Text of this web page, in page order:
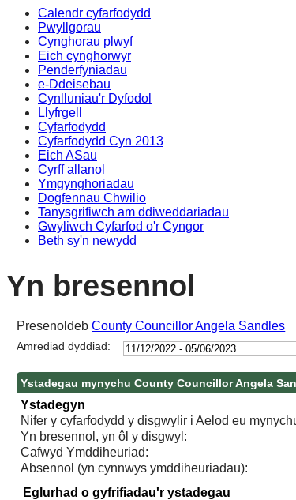
Calendr cyfarfodydd
Pwyllgorau
Cynghorau plwyf
Eich cynghorwyr
Penderfyniadau
e-Ddeisebau
Cynlluniau'r Dyfodol
Llyfrgell
Cyfarfodydd
Cyfarfodydd Cyn 2013
Eich ASau
Cyrff allanol
Ymgynghoriadau
Dogfennau Chwilio
Tanysgrifiwch am ddiweddariadau
Gwyliwch Cyfarfod o'r Cyngor
Beth sy'n newydd
Yn bresennol
PresenoldebCounty Councillor Angela Sandles
Amrediad dyddiad:
Ystadegau mynychu County Councillor Angela
Ystadegyn
Nifer y cyfarfodydd y disgwylir i Aelod eu
Yn bresennol, yn ôl y disgwyl:
Cafwyd Ymddiheuriad:
Absennol (yn cynnwys ymddiheuriadau):
Eglurhad o gyfrifiadau'r ystadegau